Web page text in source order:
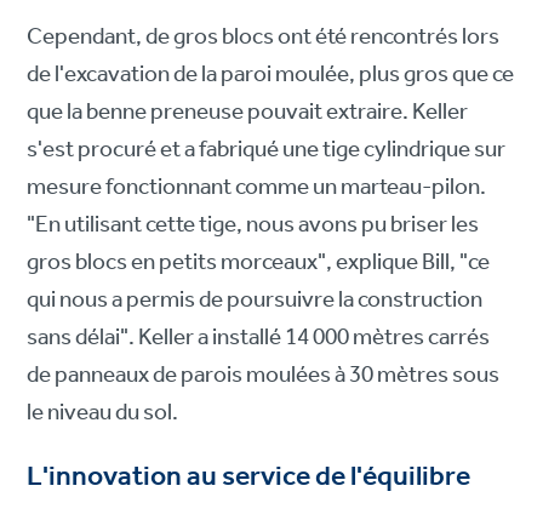
Cependant, de gros blocs ont été rencontrés lors
de l'excavation de la paroi moulée, plus gros que ce
que la benne preneuse pouvait extraire. Keller
s'est procuré et a fabriqué une tige cylindrique sur
mesure fonctionnant comme un marteau-pilon.
"En utilisant cette tige, nous avons pu briser les
gros blocs en petits morceaux", explique Bill, "ce
qui nous a permis de poursuivre la construction
sans délai". Keller a installé 14 000 mètres carrés
de panneaux de parois moulées à 30 mètres sous
le niveau du sol.
L'innovation au service de l'équilibre